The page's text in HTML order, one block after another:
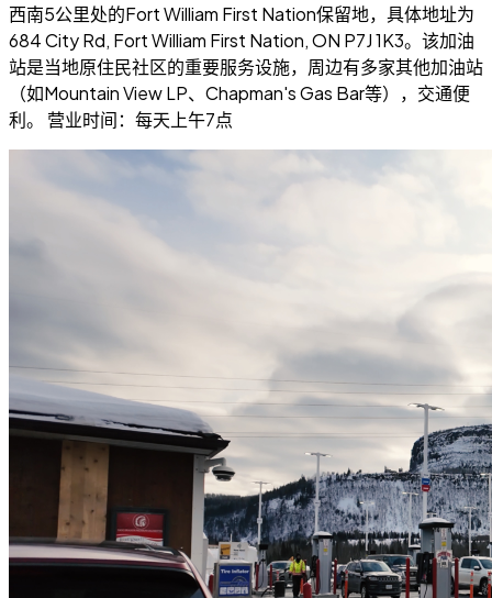
西南5公里处的Fort William First Nation保留地，具体地址为
684 City Rd, Fort William First Nation, ON P7J 1K3。该加油
站是当地原住民社区的重要服务设施，周边有多家其他加油站
（如Mountain View LP、Chapman's Gas Bar等），交通便
利。 营业时间：每天上午7点